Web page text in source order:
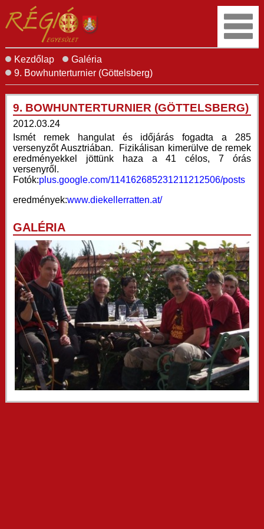
Kezdőlap
Galéria
9. Bowhunterturnier (Göttelsberg)
9. BOWHUNTERTURNIER (GÖTTELSBERG)
2012.03.24
Ismét remek hangulat és időjárás fogadta a 285
versenyzőt Ausztriában. Fizikálisan kimerülve de remek
eredményekkel jöttünk haza a 41 célos, 7 órás
versenyről.
Fotók:plus.google.com/114162685231211212506/posts
eredmények:www.diekellerratten.at/
GALÉRIA